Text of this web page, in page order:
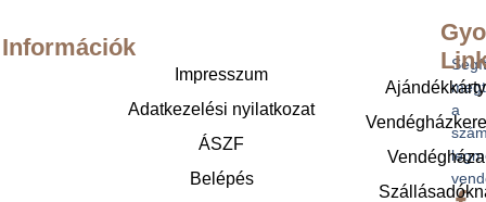
a
Információk
Impresszum
Adatkezelési nyilatkozat
ÁSZF
Belépés